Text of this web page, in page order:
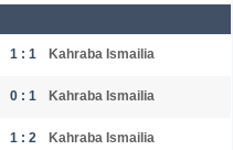
1 : 1 Kahraba Ismailia
0 : 1 Kahraba Ismailia
1 : 2 Kahraba Ismailia